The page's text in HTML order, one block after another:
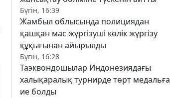
Бүгін, 16:39
Жамбыл облысында полициядан
қашқан мас жүргізуші көлік жүргізу
құқығынан айырылды
Бүгін, 16:28
Таэквондошылар Индонезиядағы
халықаралық турнирде төрт медальға
ие болды